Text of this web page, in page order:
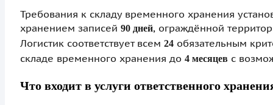
Требования к складу временного хранения
хранением записей 90 дней, ограждённой
Логистик соответствует всем 24обязательным
складе временного хранения до 4 месяцев с
Что входит в услуги ответственного